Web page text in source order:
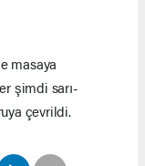
masaya
şimdi sarı-
çevrildi.